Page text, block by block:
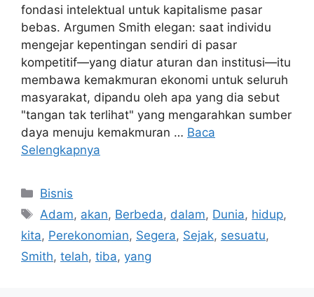
fondasi intelektual untuk kapitalisme pasar
bebas. Argumen Smith elegan: saat individu
mengejar kepentingan sendiri di pasar
kompetitif—yang diatur aturan dan institusi—itu
membawa kemakmuran ekonomi untuk seluruh
masyarakat, dipandu oleh apa yang dia sebut
"tangan tak terlihat" yang mengarahkan sumber
daya menuju kemakmuran … Baca
Selengkapnya
Kategori
Bisnis
Tag
Adam, akan, Berbeda, dalam, Dunia, hidup,
kita, Perekonomian, Segera, Sejak, sesuatu,
Smith, telah, tiba, yang